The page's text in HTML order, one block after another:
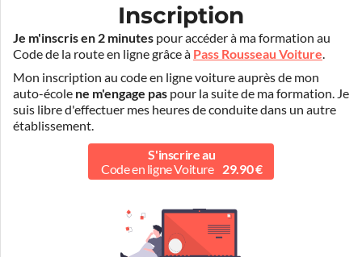
Inscription
Je m'inscris en 2 minutes pour accéder à ma formation au
Code de la route en ligne grâce à Pass Rousseau Voiture.
Mon inscription au code en ligne voiture auprès de mon
auto-école ne m'engage pas pour la suite de ma formation. Je
suis libre d'effectuer mes heures de conduite dans un autre
établissement.
S'inscrire au
Code en ligne Voiture
29.90 €